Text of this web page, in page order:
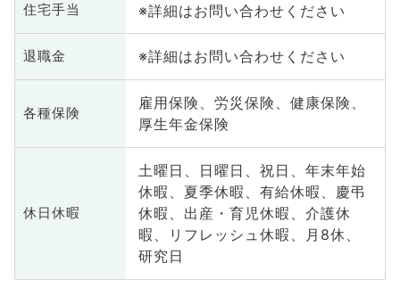
住宅手当 ※詳細はお問い合わせください
退職金 ※詳細はお問い合わせください
各種保険
雇用保険、労災保険、健康保険、
厚生年金保険
休日休暇
土曜日、日曜日、祝日、年末年始
休暇、夏季休暇、有給休暇、慶弔
休暇、出産・育児休暇、介護休
暇、リフレッシュ休暇、月8休、
研究日